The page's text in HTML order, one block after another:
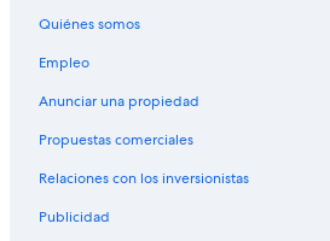
Cabañas en Mendoza
Casas de huéspedes en Mendoza
Casas vacacionales en Mendoza
Casas rurales en Mendoza
Centros vacacionales en Mendoza
Quiénes somos
Empleo
Anunciar una propiedad
Propuestas comerciales
Relaciones con los inversionistas
Publicidad